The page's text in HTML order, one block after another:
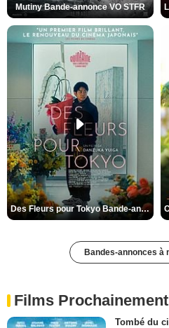
Mutiny Bande-annonce VO STFR
Des Fleurs pour Tokyo Bande-annonce VO STFR
Bandes-annonces à
Films
Tombé du